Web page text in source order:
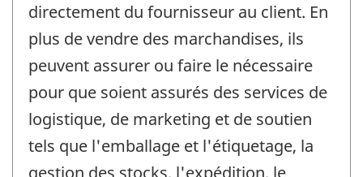
directement du fournisseur au client. En
plus de vendre des marchandises, ils
peuvent assurer ou faire le nécessaire
pour que soient assurés des services de
logistique, de marketing et de soutien
tels que l'emballage et l'étiquetage, la
gestion des stocks, l'expédition, le